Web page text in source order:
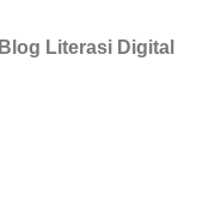
Blog Literasi Digital